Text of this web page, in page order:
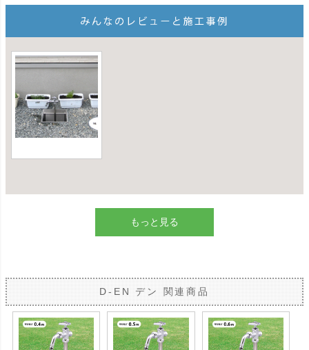
もっと見る
D-EN デン 関連商品